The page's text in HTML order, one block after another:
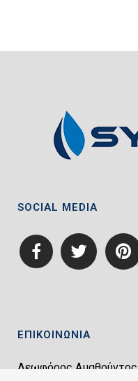
SOCIAL MEDIA
ΕΠΙΚΟΙΝΩΝΙΑ
Λεωφόρος